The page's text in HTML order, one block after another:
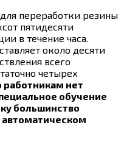
переработки резины
пятидесяти
в течение часа.
около десяти
всего
четырех
работникам нет
обучение
большинство
автоматическом